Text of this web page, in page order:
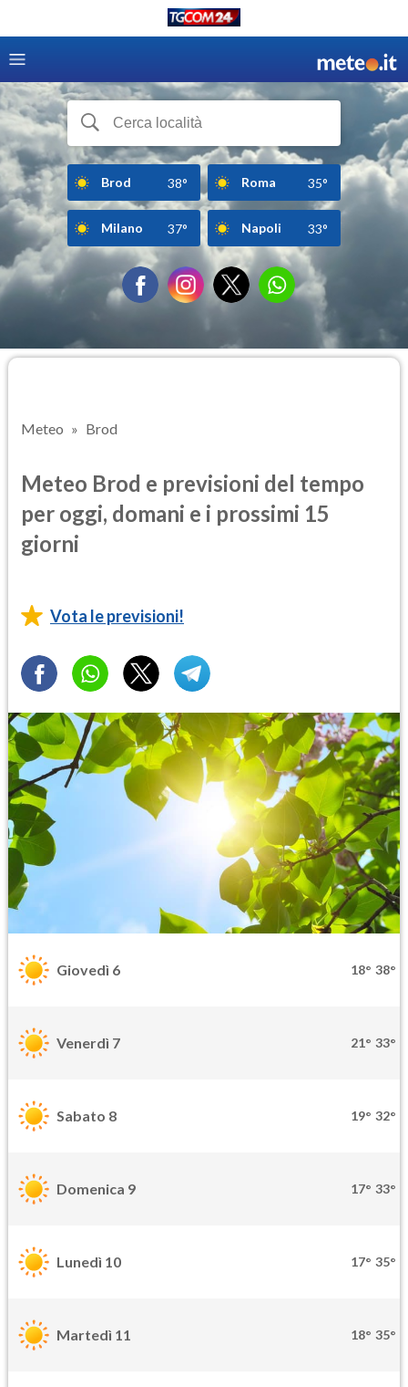
Brod 38° Roma 35°
Milano 37° Napoli 33°
Meteo Brod
Meteo Brod e previsioni del tempo
per oggi, domani e i prossimi 15
giorni
Vota le previsioni!
Giovedì 6 18° 38°
Venerdì 7 21° 33°
Sabato 8 19° 32°
Domenica 9 17° 33°
Lunedì 10 17° 35°
Martedì 11 18° 35°